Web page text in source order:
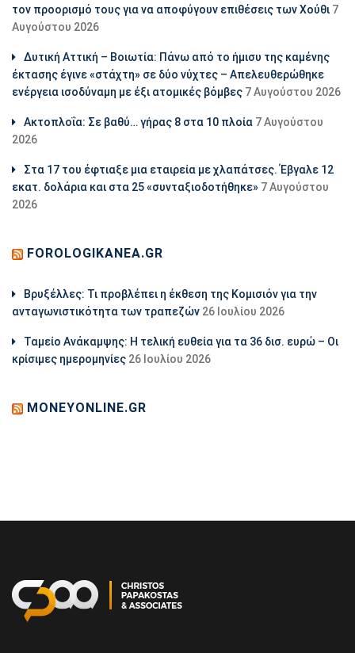
τον προορισμό τους για να αποφύγουν επιθέσεις των Χούθι 7
Αυγούστου 2026
Δυτική Αττική – Βοιωτία: Πάνω από το ήμισυ της καμένης
έκτασης έγινε «στάχτη» σε δύο νύχτες – Απελευθερώθηκε
ενέργεια ισοδύναμη με έξι ατομικές βόμβες 7 Αυγούστου 2026
Ακτοπλοΐα: Σε βαθύ… γήρας 8 στα 10 πλοία 7 Αυγούστου
2026
Στα 17 του έφτιαξε μια εταιρεία με χλαπάτσες. Έβγαλε 12
εκατ. δολάρια και στα 25 «συνταξιοδοτήθηκε» 7 Αυγούστου
2026
FOROLOGIKANEA.GR
Βρυξέλλες: Τι προβλέπει η έκθεση της Κομισιόν για την
ανταγωνιστικότητα των τραπεζών 26 Ιουλίου 2026
Ταμείο Ανάκαμψης: Η τελική ευθεία για τα 36 δισ. ευρώ – Οι
κρίσιμες ημερομηνίες 26 Ιουλίου 2026
MONEYONLINE.GR